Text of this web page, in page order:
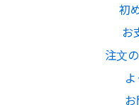
初
お
注文